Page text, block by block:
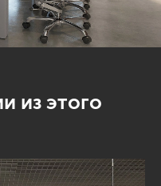
из этого